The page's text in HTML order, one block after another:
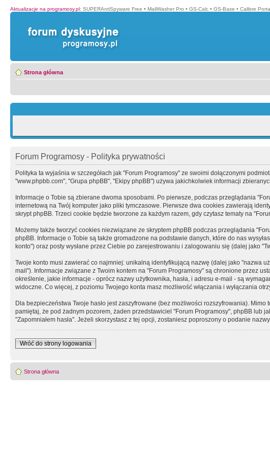
Aktualizacje na programosy.pl: SUPERAntiSpyware Free • MailWasher Pro • GS-Calc • GS-Base • Calibre
Strona główna
Forum Programosy - Polityka prywatności
Polityka ta wyjaśnia w szczegółach jak "Forum Programosy" ze swoimi dołączonymi
"www.phpbb.com", "Grupa phpBB", "Ekipy phpBB") używa jakichkolwiek informacji
Informacje o Tobie są zbierane dwoma sposobami. Po pierwsze, podczas przeglądania
internetową na Twój komputer jako pliki tymczasowe. Pierwsze dwa cookies zawierają
skrypt phpBB. Trzeci cookie będzie tworzone za każdym razem, gdy czytasz tematy na
Możemy także tworzyć cookies niezwiązane ze skryptem phpBB podczas przeglądania
phpBB. Informacje o Tobie są także gromadzone na podstawie danych, które do nas
konto") oraz posty wysłane przez Ciebie po zarejestrowaniu i zalogowaniu się (dalej jako
Twoje konto musi zawierać co najmniej: unikalną identyfikującą nazwę (dalej jako "nazwa
mail"). Informacje związane z Twoim kontem na "Forum Programosy" są chronione przez
określenie, jakie informacje - oprócz nazwy użytkownika, hasła, i adresu e-mail - są
widoczne. Co więcej, z poziomu Twojego konta masz możliwość włączania i wyłączania
Dla bezpieczeństwa Twoje hasło jest zaszyfrowane (bez możliwości rozszyfrowania).
pamiętaj, że pod żadnym pozorem, żaden przedstawiciel "Forum Programosy", phpBB lub
"Zapomniałem hasła". Jeżeli skorzystasz z tej opcji, zostaniesz poproszony o podanie
Wróć do strony logowania
Strona główna